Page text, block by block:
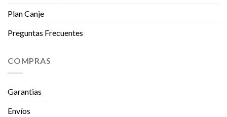
Plan Canje
Preguntas Frecuentes
COMPRAS
Garantias
Envíos